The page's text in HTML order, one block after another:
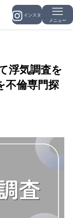
メニュー
浮気調査を
不倫専門探